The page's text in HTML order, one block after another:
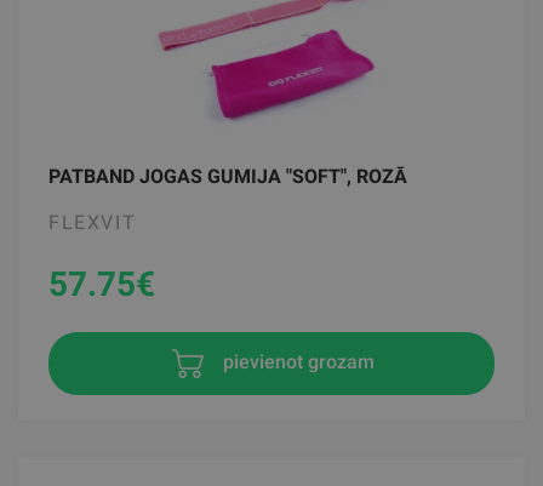
PATBAND JOGAS GUMIJA "SOFT", ROZĀ
FLEXVIT
57.75€
pievienot grozam